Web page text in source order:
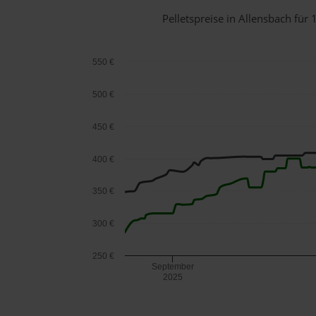
Pelletspreise in Allensbach für
September
2025
250 €
300 €
350 €
400 €
450 €
500 €
550 €